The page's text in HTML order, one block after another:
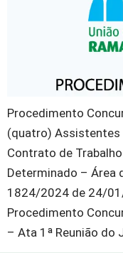
Procedimento
(quatro) Assistentes
Contrato de
Determinado – Área
1824/2024 de 24/
Procedimento
– Ata 1ª Reunião do